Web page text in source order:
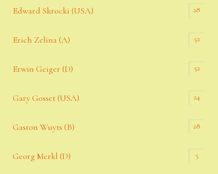
Edward Skrocki (USA) 28
Erich Zelina (A) 52
Erwin Geiger (D) 52
Gary Gosset (USA) 24
Gaston Wuyts (B) 28
Georg Merkl (D) 5